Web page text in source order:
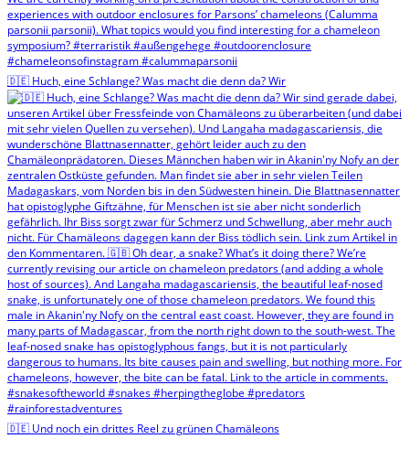
🇩🇪 Huch, eine Schlange? Was macht die denn da? Wir
🇩🇪 Und noch ein drittes Reel zu grünen Chamäleons